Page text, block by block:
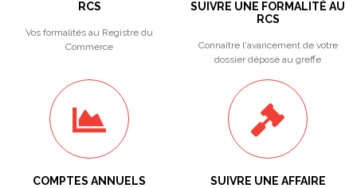
RCS
Vos formalités au Registre du
Commerce
SUIVRE UNE FORMALITÉ AU
RCS
Connaître l'avancement de votre
dossier déposé au greffe
COMPTES ANNUELS SUIVRE UNE AFFAIRE